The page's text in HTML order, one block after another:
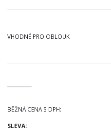
VHODNÉ PRO OBLOUK
BĚŽNÁ CENA S DPH:
SLEVA: